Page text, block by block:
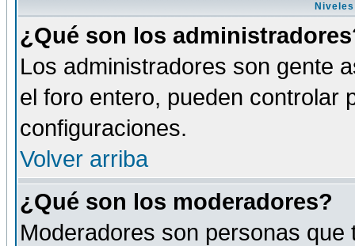
¿Qué son los
Los administradores son gente
el foro entero, pueden controlar
configuraciones.
Volver arriba
¿Qué son los moderadores?
Moderadores son personas